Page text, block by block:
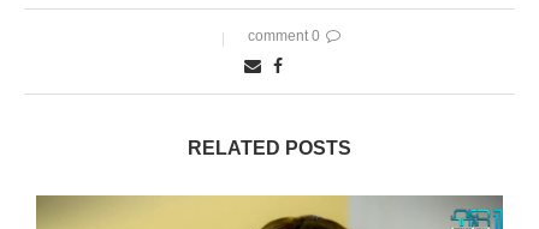
0 comment
RELATED POSTS